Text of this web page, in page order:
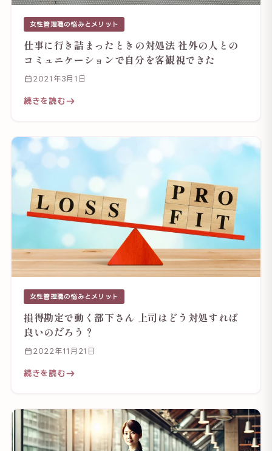
女性管理職の悩みとメリット
仕事に行き詰まったときの対処法 社外の人との
コミュニケーションで自分を客観視できた
2021年3月1日
続きを読む
女性管理職の悩みとメリット
損得勘定で動く部下さん 上司はどう対処すれば
良いのだろう？
2022年11月21日
続きを読む